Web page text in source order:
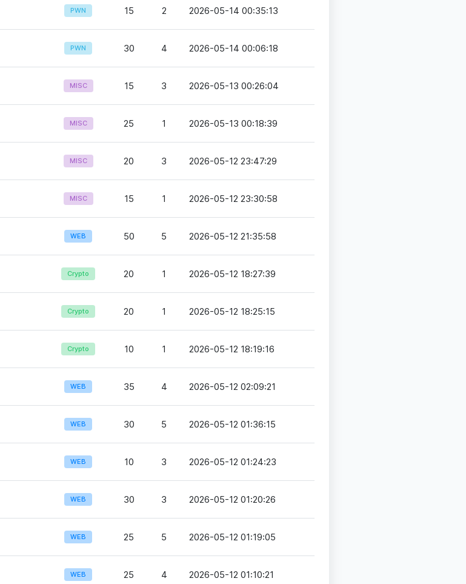
PWN 15 2 2026-05-14 00:35:13
PWN 30 4 2026-05-14 00:06:18
MISC 15 3 2026-05-13 00:26:04
MISC 25 1 2026-05-13 00:18:39
MISC 20 3 2026-05-12 23:47:29
MISC 15 1 2026-05-12 23:30:58
WEB 50 5 2026-05-12 21:35:58
Crypto 20 1 2026-05-12 18:27:39
Crypto 20 1 2026-05-12 18:25:15
Crypto 10 1 2026-05-12 18:19:16
WEB 35 4 2026-05-12 02:09:21
WEB 30 5 2026-05-12 01:36:15
WEB 10 3 2026-05-12 01:24:23
WEB 30 3 2026-05-12 01:20:26
WEB 25 5 2026-05-12 01:19:05
WEB 25 4 2026-05-12 01:10:21